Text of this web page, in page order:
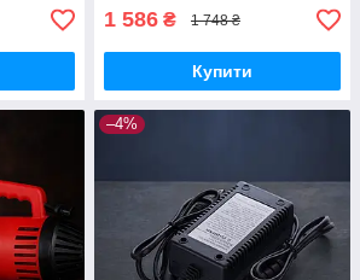
1 586 ₴ 1 748 ₴
Купити
–4%